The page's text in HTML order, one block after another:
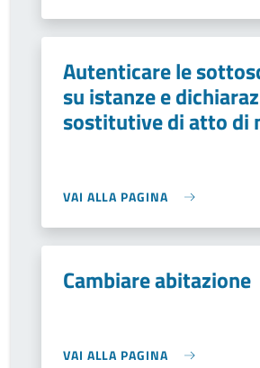
Autenticare le
su istanze e
sostitutive di atto di
VAI ALLA PAGINA
Cambiare abitazione
VAI ALLA PAGINA